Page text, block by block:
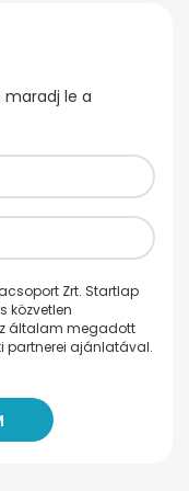
maradj le a
Zrt. Startlap
közvetlen
általam megadott
partnerei ajánlatával.